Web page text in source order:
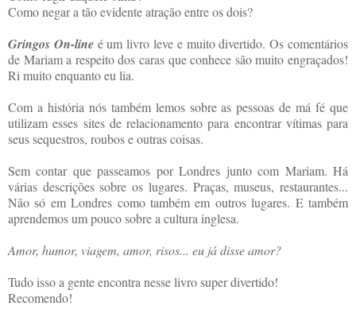
Como negar a tão evidente atração entre os dois?
Gringos On-line é um livro leve e muito divertido. Os comentários
de Mariam a respeito dos caras que conhece são muito engraçados!
Ri muito enquanto eu lia.
Com a história nós também lemos sobre as pessoas de má fé que
utilizam esses sites de relacionamento para encontrar vítimas para
seus sequestros, roubos e outras coisas.
Sem contar que passeamos por Londres junto com Mariam. Há
várias descrições sobre os lugares. Praças, museus, restaurantes...
Não só em Londres como também em outros lugares. E também
aprendemos um pouco sobre a cultura inglesa.
Amor, humor, viagem, amor, risos... eu já disse amor?
Tudo isso a gente encontra nesse livro super divertido!
Recomendo!